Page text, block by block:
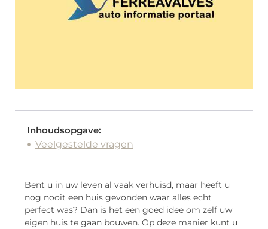
Inhoudsopgave:
Veelgestelde vragen
Bent u in uw leven al vaak verhuisd, maar heeft u
nog nooit een huis gevonden waar alles echt
perfect was? Dan is het een goed idee om zelf uw
eigen huis te gaan bouwen. Op deze manier kunt u